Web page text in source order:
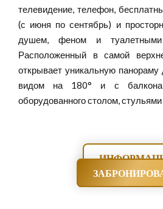
телевидение, телефон,
(с июня по сентябрь) и
душем, феном и туалетными
Расположенный в самой
открывает уникальную
видом на 180° и с
оборудованного столом, стульями